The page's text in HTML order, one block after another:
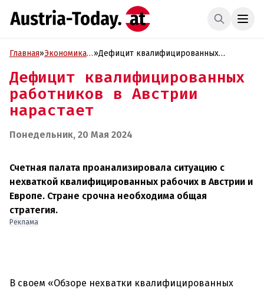
Главная»Экономика
»Дефицит квалифицированных
Дефицит квалифицированных
работников в Австрии
нарастает
Понедельник, 20 Мая 2024
Счетная палата проанализировала ситуацию с
нехваткой квалифицированных рабочих в Австрии и
Европе. Стране срочна необходима общая
стратегия.
Реклама
В своем «Обзоре нехватки квалифицированных